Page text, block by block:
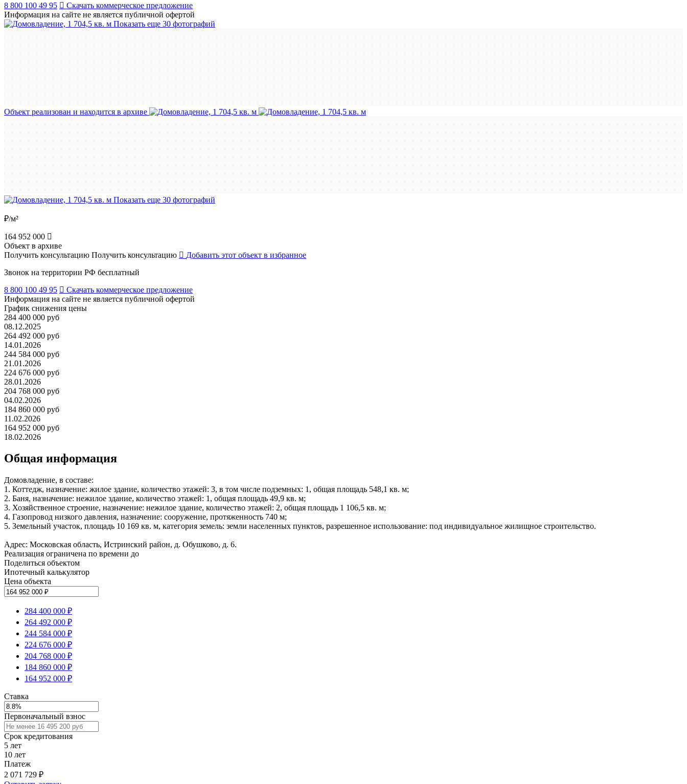
8 800 100 49 95
Скачать коммерческое предложение
Информация на сайте не является публичной офертой
Показать еще 30 фотографий
Объект реализован и находится в архиве
Показать еще 30 фотографий
₽/м²
164 952 000
Объект в архиве
Получить консультацию Получить консультацию
Добавить этот объект в избранное
Звонок на территории РФ бесплатный
8 800 100 49 95
Скачать коммерческое предложение
Информация на сайте не является публичной офертой
График снижения цены
284 400 000 руб
08.12.2025
264 492 000 руб
14.01.2026
244 584 000 руб
21.01.2026
224 676 000 руб
28.01.2026
204 768 000 руб
04.02.2026
184 860 000 руб
11.02.2026
164 952 000 руб
18.02.2026
Общая информация
Домовладение, в составе:
1. Коттедж, назначение: жилое здание, количество этажей: 3, в том числе подземных: 1, общая площадь 548,1 кв. м;
2. Баня, назначение: нежилое здание, количество этажей: 1, общая площадь 49,9 кв. м;
3. Хозяйственное строение, назначение: нежилое здание, количество этажей: 2, общая площадь 1 106,5 кв. м;
4. Газопровод низкого давления, назначение: сооружение, протяженность 740 м;
5. Земельный участок, площадь 10 169 кв. м, категория земель: земли населенных пунктов, разрешенное использование: под индивидуальное жилищное строительство.
Адрес: Московская область, Истринский район, д. Обушково, д. 6.
Реализация ограничена по времени до
Поделиться объектом
Ипотечный калькулятор
Цена объекта
284 400 000 ₽
264 492 000 ₽
244 584 000 ₽
224 676 000 ₽
204 768 000 ₽
184 860 000 ₽
164 952 000 ₽
Ставка
Первоначальный взнос
Срок кредитования
5 лет
10 лет
Платеж
2 071 729 ₽